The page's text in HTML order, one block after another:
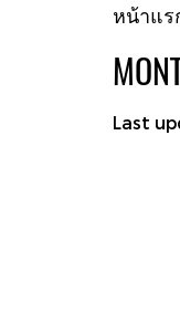
หน้าแร
Last